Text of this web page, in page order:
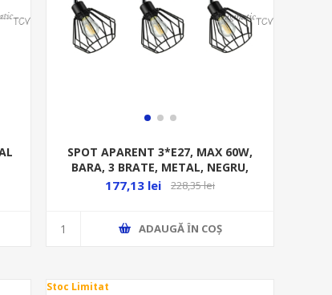
SPOT APARENT 3*E27, MAX 60W,
BARA, 3 BRATE, METAL, NEGRU,
IP20 AD-LD
177,13 lei 228,35 lei
ADAUGĂ ȊN COŞ
Stoc Limitat